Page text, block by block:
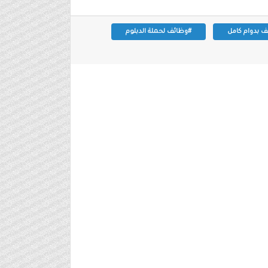
بدوام كامل #وظائف لحملة الدبلوم